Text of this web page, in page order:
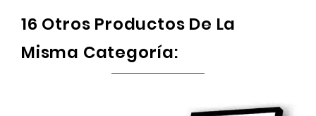
16 Otros Productos De La
Misma Categoría: